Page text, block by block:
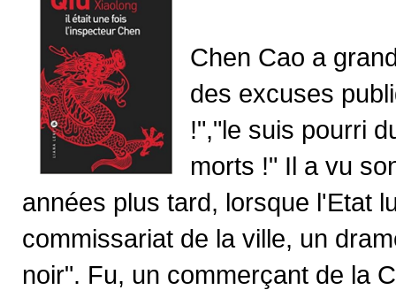
Chen Cao a
des excuses
!","le suis pourri
morts !" Il a vu
années plus tard, lorsque l'Etat
commissariat de la ville, un
noir". Fu, un commerçant de la